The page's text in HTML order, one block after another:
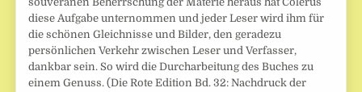
diese Aufgabe unternommen und jeder Leser wird ihm für
die schönen Gleichnisse und Bilder, den geradezu
persönlichen Verkehr zwischen Leser und Verfasser,
dankbar sein. So wird die Durcharbeitung des Buches zu
einem Genuss. (Die Rote Edition Bd. 32: Nachdruck der